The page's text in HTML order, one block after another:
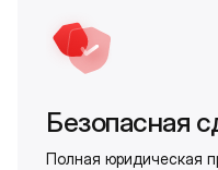
Безопасная
Полная юридическая